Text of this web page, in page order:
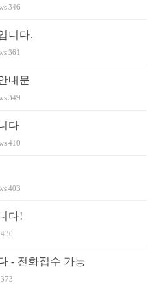
346
니다.
361
내문
349
다
410
403
다!
430
- 전화접수 가능
373